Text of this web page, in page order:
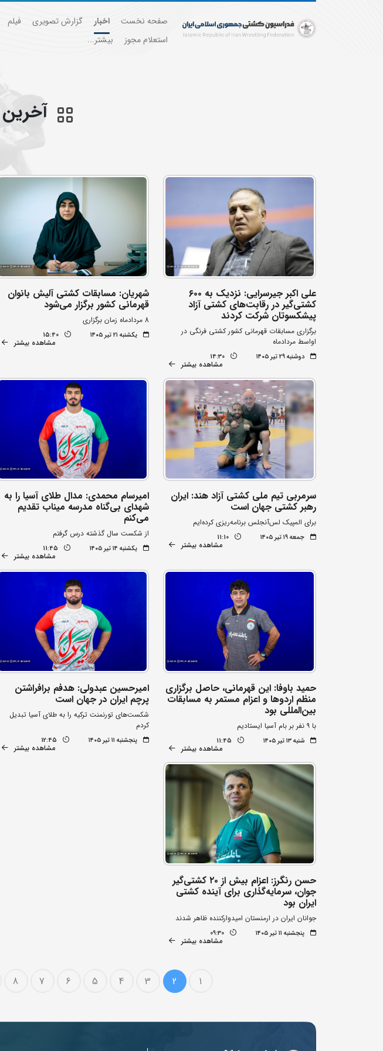
صفحه نخست اخبار گزارش تصویری فیلم
استعلام مجوز
بیشتر...
علی اکبر جیرسرایی: نزدیک به ۶۰۰
کشتی‌گیر در رقابت‌های کشتی آزاد
پیشکسوتان شرکت کردند
برگزاری مسابقات قهرمانی کشور کشتی فرنگی در
اواسط مردادماه
دوشنبه ۲۹ تیر ۱۴۰۵ 14:30
مشاهده بیشتر
شهریان: مسابقات کشتی آلیش بانوان
قهرمانی کشور برگزار می‌شود
8 مردادماه زمان برگزاری
یکشنبه ۲۱ تیر ۱۴۰۵ 15:40
مشاهده بیشتر
سرمربی تیم ملی کشتی آزاد هند: ایران
رهبر کشتی جهان است
برای المپیک لس‌آنجلس برنامه‌ریزی کرده‌ایم
جمعه ۱۹ تیر ۱۴۰۵ 11:10
مشاهده بیشتر
امیرسام محمدی: مدال طلای آسیا را به
شهدای بی‌گناه مدرسه میناب تقدیم
می‌کنم
از شکست سال گذشته درس گرفتم
یکشنبه ۱۴ تیر ۱۴۰۵ 11:45
مشاهده بیشتر
حمید باوفا: این قهرمانی، حاصل برگزاری
منظم اردوها و اعزام مستمر به مسابقات
بین‌المللی بود
با ۹ نفر بر بام آسیا ایستادیم
شنبه ۱۳ تیر ۱۴۰۵ 11:45
مشاهده بیشتر
امیرحسین عبدولی: هدفم برافراشتن
پرچم ایران در جهان است
شکست‌های تورنمنت ترکیه را به طلای آسیا تبدیل
کردم
پنجشنبه ۱۱ تیر ۱۴۰۵ 12:45
مشاهده بیشتر
حسن رنگرز: اعزام بیش از ۲۰ کشتی‌گیر
جوان، سرمایه‌گذاری برای آینده کشتی
ایران بود
جوانان ایران در ارمنستان امیدوارکننده ظاهر شدند
پنجشنبه ۱۱ تیر ۱۴۰۵ 09:30
مشاهده بیشتر
1
2
3
4
5
6
7
8